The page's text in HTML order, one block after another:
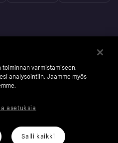
toiminnan varmistamiseen,
analysointiin. Jaamme myös
Salli kaikki
asetuksia